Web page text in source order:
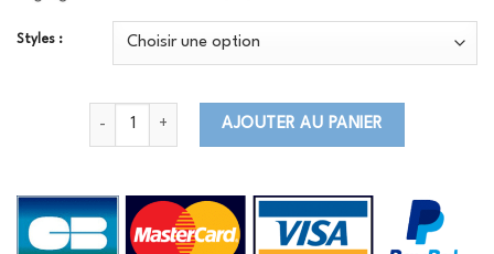
Styles :
quantité de Brosse a dent électrique enfant Stitch
AJOUTER AU PANIER